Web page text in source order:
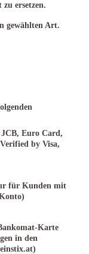
ersetzen.
gewählten Art.
Euro Card,
by Visa,
für Kunden mit
Karte
in den